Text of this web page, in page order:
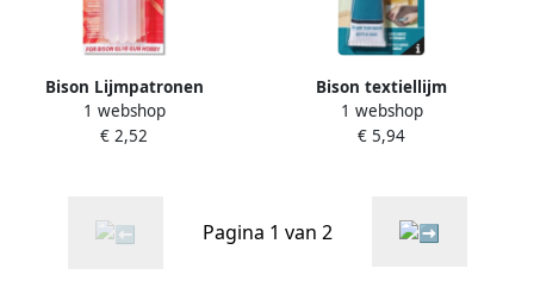
Bison Lijmpatronen
1 webshop
€ 2,52
Bison textiellijm
1 webshop
€ 5,94
Pagina 1 van 2